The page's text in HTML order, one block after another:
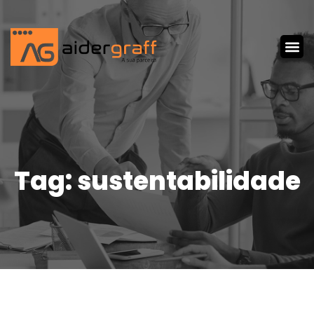
Tag: sustentabilidade